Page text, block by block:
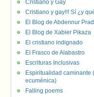
Cristiano y Gay
Cristiano y gay!!! Sí ¿y
El Blog de Abdennur
El Blog de Xabier Pikaza
El cristiano indignado
El Frasco de Alabastro
Escrituras Inclusivas
Espiritualidad caminante
ecuménica)
Falling poems